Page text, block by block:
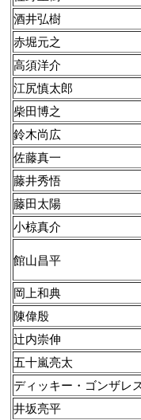
酒井弘樹
赤堀元之
高須洋介
江尻慎太郎
柴田博之
鈴木尚広
佐藤真一
藤井秀悟
藤田太陽
小椋真介
館山昌平
岡上和典
陳偉殷
辻内崇伸
五十嵐亮太
ディッキー・ゴンザレ
井坂亮平